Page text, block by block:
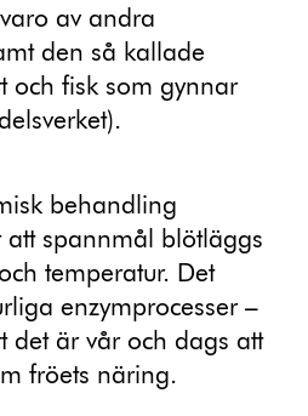
av andra
den så kallade
och fisk som gynnar
behandling
spannmål blötläggs
temperatur. Det
enzymprocesser –
det är vår och dags att
fröets näring.